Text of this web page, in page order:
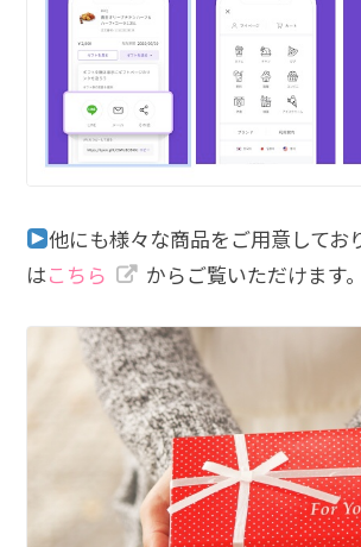
他にも様々な商品をご用意してお
はこちら からご覧いただけます。